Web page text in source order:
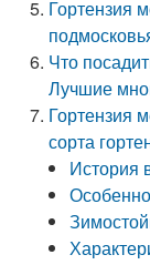
Гортензия
Что
Лучшие
Гортензия
сорта
История